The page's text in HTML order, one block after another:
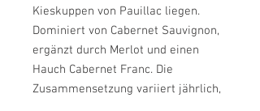
Kieskuppen von Pauillac liegen.
Dominiert von Cabernet Sauvignon,
ergänzt durch Merlot und einen
Hauch Cabernet Franc. Die
Zusammensetzung variiert jährlich,